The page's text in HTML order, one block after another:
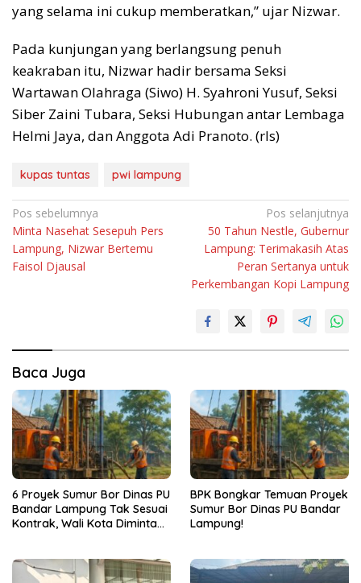
yang selama ini cukup memberatkan,” ujar Nizwar.
Pada kunjungan yang berlangsung penuh
keakraban itu, Nizwar hadir bersama Seksi
Wartawan Olahraga (Siwo) H. Syahroni Yusuf, Seksi
Siber Zaini Tubara, Seksi Hubungan antar Lembaga
Helmi Jaya, dan Anggota Adi Pranoto. (rls)
kupas tuntas pwi lampung
Navigasi
pos
Pos sebelumnya
Minta Nasehat Sesepuh Pers
Lampung, Nizwar Bertemu
Faisol Djausal
Pos selanjutnya
50 Tahun Nestle, Gubernur
Lampung: Terimakasih Atas
Peran Sertanya untuk
Perkembangan Kopi Lampung
Baca Juga
6 Proyek Sumur Bor Dinas PU
Bandar Lampung Tak Sesuai
Kontrak, Wali Kota Diminta
BPK Bongkar Temuan Proyek
Sumur Bor Dinas PU Bandar
Lampung!